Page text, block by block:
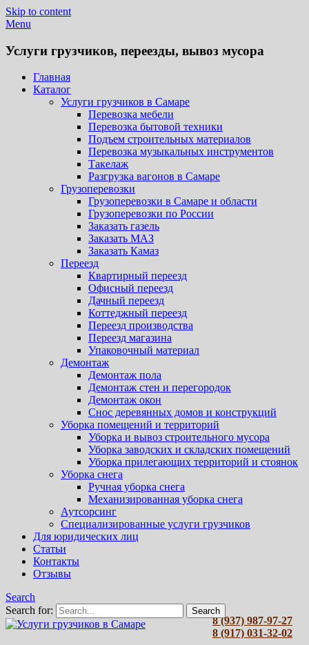
Skip to content
Menu
Услуги грузчиков, переезды, вывоз мусора
Главная
Каталог
Услуги грузчиков в Самаре
Перевозка мебели
Перевозка бытовой техники
Подъем строительных материалов
Перевозка музыкальных инструментов
Такелаж
Разгрузка вагонов в Самаре
Грузоперевозки
Грузоперевозки в Самаре и области
Грузоперевозки по России
Заказать газель
Заказать МАЗ
Заказать Камаз
Переезд
Квартирный переезд
Офисный переезд
Дачный переезд
Коттеджный переезд
Переезд производства
Переезд магазина
Упаковочный материал
Демонтаж
Демонтаж пола
Демонтаж стен и перегородок
Демонтаж окон
Снос деревянных домов и конструкций
Уборка помещений и территорий
Уборка и вывоз строительного мусора
Уборка заводских и складских помещений
Уборка прилегающих территорий и стоянок
Уборка снега
Ручная уборка снега
Механизированная уборка снега
Аутсорсинг
Специализированные услуги грузчиков
Для юридических лиц
Статьи
Контакты
Отзывы
Search
Search for:
8 (937) 987-97-27
8 (917) 031-32-02